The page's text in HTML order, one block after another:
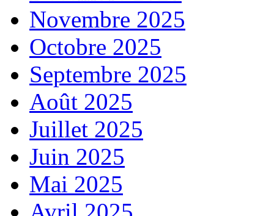
Novembre 2025
Octobre 2025
Septembre 2025
Août 2025
Juillet 2025
Juin 2025
Mai 2025